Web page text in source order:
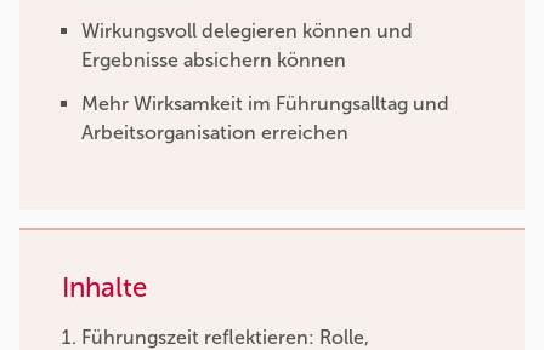
Wirkungsvoll delegieren können und
Ergebnisse absichern können
Mehr Wirksamkeit im Führungsalltag und
Arbeitsorganisation erreichen
Inhalte
Führungszeit reflektieren: Rolle,